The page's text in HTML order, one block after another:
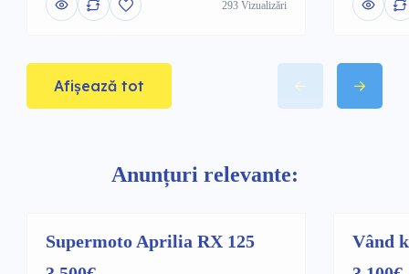
293 Vizualizări
Afișează tot
Anunțuri relevante:
Promovat
Supermoto Aprilia RX 125
Promovat
Vând